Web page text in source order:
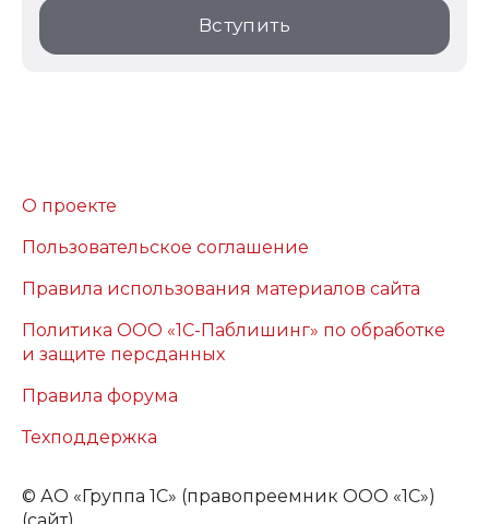
Вступить
О проекте
Пользовательское соглашение
Правила использования материалов сайта
Политика ООО «1С-Паблишинг» по обработке
и защите персданных
Правила форума
Техподдержка
© АО «Группа 1С» (правопреемник ООО «1С»)